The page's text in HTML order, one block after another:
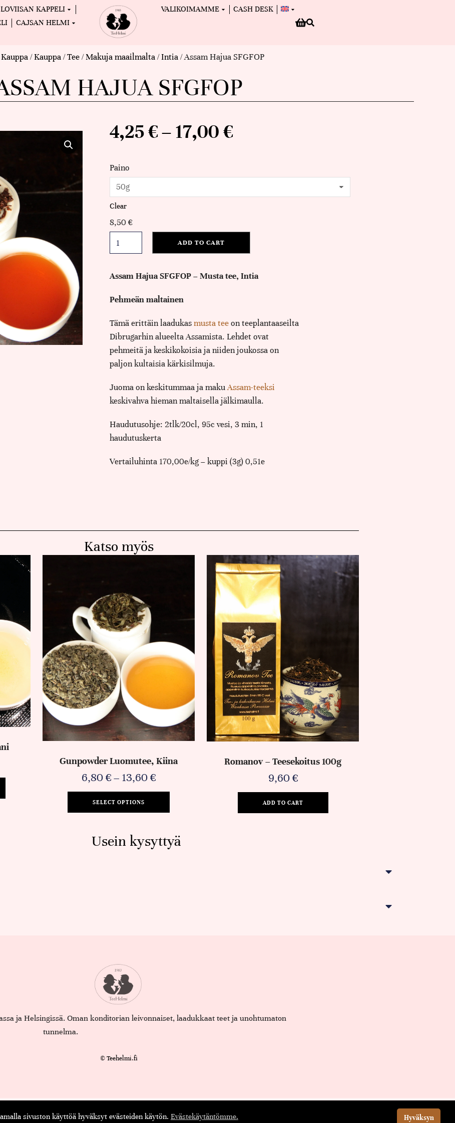
LOVIISAN KAPPELI
CAJSAN HELMI
VALIKOIMAMME CASH DESK
Kauppa/Kauppa/Tee/Makuja maailmalta/Intia/ Assam Hajua SFGFOP
HAJUA SFGFOP
4,25€– 17,00€
Paino
Clear
8,50€
ADD TO CART
Assam Hajua SFGFOP – Musta tee, Intia
Pehmeän maltainen
Tämä erittäin laadukasmusta teeon teeplantaaseilta
Dibrugarhin alueelta Assamista. Lehdet ovat
pehmeitä ja keskikokoisia ja niiden joukossa on
paljon kultaisia kärkisilmuja.
Juoma on keskitummaa ja makuAssam-teeksi
keskivahva hieman maltaisella jälkimaulla.
Haudutusohje: 2tlk/20cl, 95c vesi, 3 min, 1
haudutuskerta
Vertailuhinta 170,00e/kg – kuppi (3g) 0,51e
Katso myös
Gunpowder Luomutee, Kiina
6,80€– 13,60€
SELECT OPTIONS
Romanov – Teesekoitus 100g
9,60€
ADD TO CART
Usein kysyttyä
ja Helsingissä. Oman konditorian leivonnaiset, laadukkaat teet ja unohtumaton
tunnelma.
© Teehelmi.fi
sivuston käyttöä hyväksyt evästeiden käytön. Evästekäytäntömme. Hyväksyn